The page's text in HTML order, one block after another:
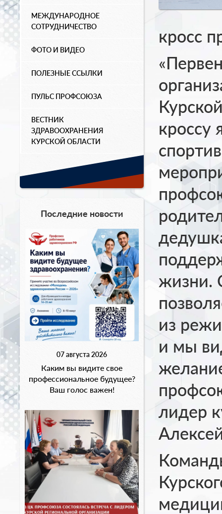
МЕЖДУНАРОДНОЕ
СОТРУДНИЧЕСТВО
ФОТО И ВИДЕО
ПОЛЕЗНЫЕ ССЫЛКИ
ПУЛЬС ПРОФСОЮЗА
ВЕСТНИК
ЗДРАВООХРАНЕНИЯ
КУРСКОЙ ОБЛАСТИ
Последние новости
07 августа 2026
Каким вы видите свое
профессиональное будущее?
Ваш голос важен!
кросс
кроссу
жизни.
из
и мы
лидер